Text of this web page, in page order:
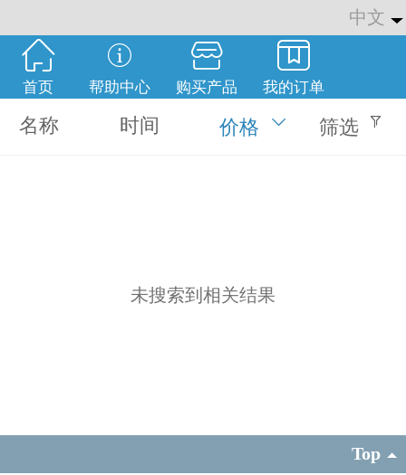
中文
中文
繁体
首页 帮助中心 购买产品 我的订单
名称 时间 价格 筛选
未搜索到相关结果
Top